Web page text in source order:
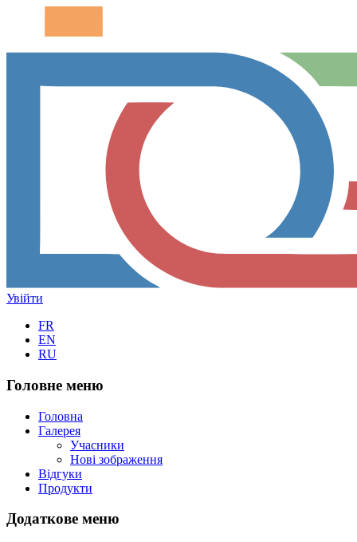
Увійти
FR
EN
RU
Головне меню
Головна
Галерея
Учасники
Нові зображення
Відгуки
Продукти
Додаткове меню